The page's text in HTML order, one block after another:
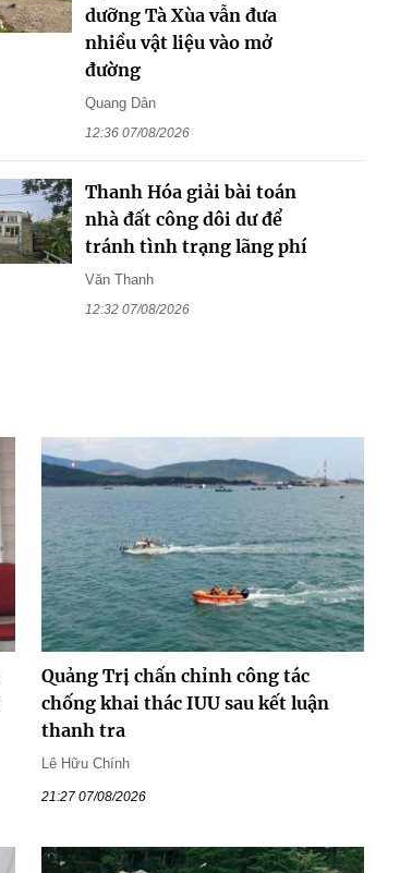
dưỡng Tà Xùa vẫn đưa
nhiều vật liệu vào mở
đường
Quang Dân
12:36 07/08/2026
Thanh Hóa giải bài toán
nhà đất công dôi dư để
tránh tình trạng lãng phí
Văn Thanh
12:32 07/08/2026
Quảng Trị chấn chỉnh công tác
chống khai thác IUU sau kết luận
thanh tra
Lê Hữu Chính
21:27 07/08/2026